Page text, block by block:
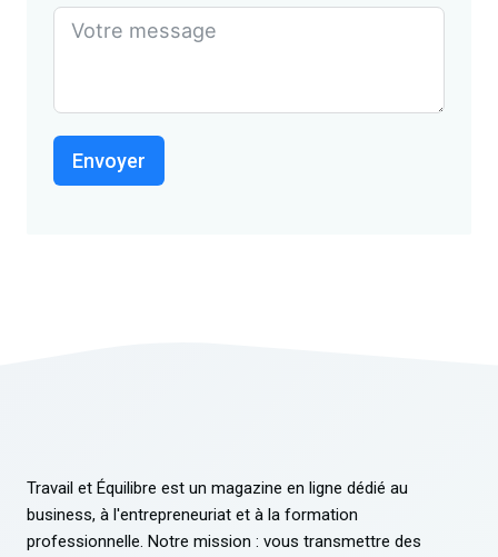
Envoyer
Travail et Équilibre est un magazine en ligne dédié au
business, à l'entrepreneuriat et à la formation
professionnelle. Notre mission : vous transmettre des